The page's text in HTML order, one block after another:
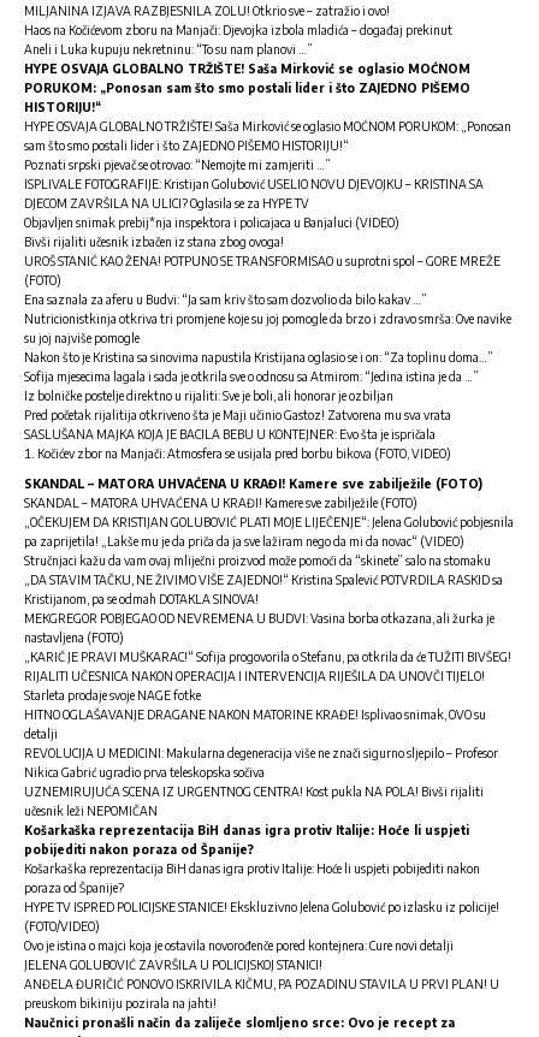
MILJANINA IZJAVA RAZBJESNILA ZOLU! Otkrio sve – zatražio i ovo!
Haos na Kočićevom zboru na Manjači: Djevojka izbola mladića – događaj prekinut
Aneli i Luka kupuju nekretninu: “To su nam planovi …”
HYPE OSVAJA GLOBALNO TRŽIŠTE! Saša Mirković se oglasio MOĆNOM
PORUKOM: „Ponosan sam što smo postali lider i što ZAJEDNO PIŠEMO
HISTORIJU!“
HYPE OSVAJA GLOBALNO TRŽIŠTE! Saša Mirković se oglasio MOĆNOM PORUKOM: „Ponosan
sam što smo postali lider i što ZAJEDNO PIŠEMO HISTORIJU!“
Poznati srpski pjevač se otrovao: “Nemojte mi zamjeriti …”
ISPLIVALE FOTOGRAFIJE: Kristijan Golubović USELIO NOVU DJEVOJKU – KRISTINA SA
DJECOM ZAVRŠILA NA ULICI? Oglasila se za HYPE TV
Objavljen snimak prebij*nja inspektora i policajaca u Banjaluci (VIDEO)
Bivši rijaliti učesnik izbačen iz stana zbog ovoga!
UROŠ STANIĆ KAO ŽENA! POTPUNO SE TRANSFORMISAO u suprotni spol – GORE MREŽE
(FOTO)
Ena saznala za aferu u Budvi: “Ja sam kriv što sam dozvolio da bilo kakav …”
Nutricionistkinja otkriva tri promjene koje su joj pomogle da brzo i zdravo smrša: Ove navike
su joj najviše pomogle
Nakon što je Kristina sa sinovima napustila Kristijana oglasio se i on: “Za toplinu doma…”
Sofija mjesecima lagala i sada je otkrila sve o odnosu sa Atmirom: “Jedina istina je da …”
Iz bolničke postelje direktno u rijaliti: Sve je boli, ali honorar je ozbiljan
Pred početak rijalitija otkriveno šta je Maji učinio Gastoz! Zatvorena mu sva vrata
SASLUŠANA MAJKA KOJA JE BACILA BEBU U KONTEJNER: Evo šta je ispričala
Kočićev zbor na Manjači: Atmosfera se usijala pred borbu bikova (FOTO, VIDEO)
SKANDAL – MATORA UHVAĆENA U KRAĐI! Kamere sve zabilježile (FOTO)
SKANDAL – MATORA UHVAĆENA U KRAĐI! Kamere sve zabilježile (FOTO)
„OČEKUJEM DA KRISTIJAN GOLUBOVIĆ PLATI MOJE LIJEČENJE“: Jelena Golubović pobjesnila
pa zaprijetila! „Lakše mu je da priča da ja sve lažiram nego da mi da novac“ (VIDEO)
Stručnjaci kažu da vam ovaj mliječni proizvod može pomoći da “skinete” salo na stomaku
„DA STAVIM TAČKU, NE ŽIVIMO VIŠE ZAJEDNO!“ Kristina Spalević POTVRDILA RASKID sa
Kristijanom, pa se odmah DOTAKLA SINOVA!
MEKGREGOR POBJEGAO OD NEVREMENA U BUDVI: Vasina borba otkazana, ali žurka je
nastavljena (FOTO)
„KARIĆ JE PRAVI MUŠKARAC!“ Sofija progovorila o Stefanu, pa otkrila da će TUŽITI BIVŠEG!
RIJALITI UČESNICA NAKON OPERACIJA I INTERVENCIJA RIJEŠILA DA UNOVČI TIJELO!
Starleta prodaje svoje NAGE fotke
HITNO OGLAŠAVANJE DRAGANE NAKON MATORINE KRAĐE! Isplivao snimak, OVO su
detalji
REVOLUCIJA U MEDICINI: Makularna degeneracija više ne znači sigurno sljepilo – Profesor
Nikica Gabrić ugradio prva teleskopska sočiva
UZNEMIRUJUĆA SCENA IZ URGENTNOG CENTRA! Kost pukla NA POLA! Bivši rijaliti
učesnik leži NEPOMIČAN
Košarkaška reprezentacija BiH danas igra protiv Italije: Hoće li uspjeti
pobijediti nakon poraza od Španije?
Košarkaška reprezentacija BiH danas igra protiv Italije: Hoće li uspjeti pobijediti nakon
poraza od Španije?
HYPE TV ISPRED POLICIJSKE STANICE! Ekskluzivno Jelena Golubović po izlasku iz policije!
(FOTO/VIDEO)
Ovo je istina o majci koja je ostavila novorođenče pored kontejnera: Cure novi detalji
JELENA GOLUBOVIĆ ZAVRŠILA U POLICIJSKOJ STANICI!
ANĐELA ĐURIČIĆ PONOVO ISKRIVILA KIČMU, PA POZADINU STAVILA U PRVI PLAN! U
preuskom bikiniju pozirala na jahti!
Naučnici pronašli način da zaliječe slomljeno srce: Ovo je recept za